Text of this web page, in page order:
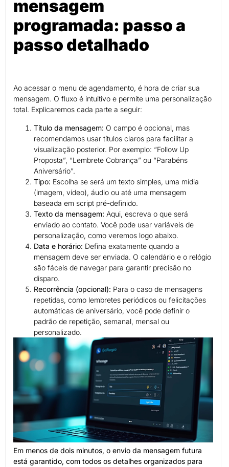
mensagem
programada: passo a
passo detalhado
Ao acessar o menu de agendamento, é hora de criar sua
mensagem. O fluxo é intuitivo e permite uma personalização
total. Explicaremos cada parte a seguir:
Título da mensagem: O campo é opcional, mas
recomendamos usar títulos claros para facilitar a
visualização posterior. Por exemplo: “Follow Up
Proposta”, “Lembrete Cobrança” ou “Parabéns
Aniversário”.
Tipo: Escolha se será um texto simples, uma mídia
(imagem, vídeo), áudio ou até uma mensagem
baseada em script pré-definido.
Texto da mensagem: Aqui, escreva o que será
enviado ao contato. Você pode usar variáveis de
personalização, como veremos logo abaixo.
Data e horário: Defina exatamente quando a
mensagem deve ser enviada. O calendário e o relógio
são fáceis de navegar para garantir precisão no
disparo.
Recorrência (opcional): Para o caso de mensagens
repetidas, como lembretes periódicos ou felicitações
automáticas de aniversário, você pode definir o
padrão de repetição, semanal, mensal ou
personalizado.
Em menos de dois minutos, o envio da mensagem futura
está garantido, com todos os detalhes organizados para